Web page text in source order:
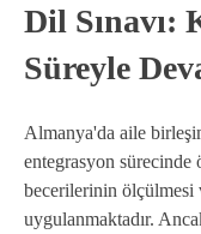
Dil Sınavı:
Süreyle
Almanya'da aile
entegrasyon sürecinde
becerilerinin ölçülmesi
uygulanmaktadır.